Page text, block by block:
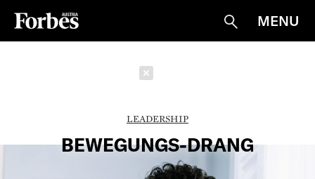
Suche
MENU
LEADERSHIP
BEWEGUNGS-DRANG